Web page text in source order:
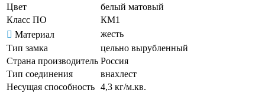
Цвет
белый матовый
Класс ПО
КМ1
Материал
жесть
Тип замка
цельно вырубленный
Страна производитель Россия
Тип соединения
внахлест
Несущая способность 4,3 кг/м.кв.